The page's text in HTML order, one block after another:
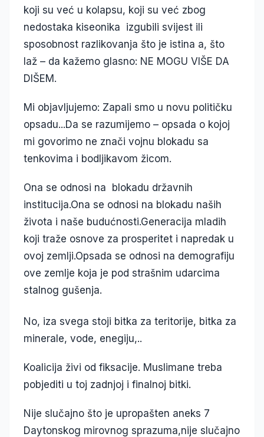
koji su već u kolapsu, koji su već zbog
nedostaka kiseonika izgubili svijest ili
sposobnost razlikovanja što je istina a, što
laž – da kažemo glasno: NE MOGU VIŠE DA
DIŠEM.
Mi objavljujemo: Zapali smo u novu političku
opsadu...Da se razumijemo – opsada o kojoj
mi govorimo ne znači vojnu blokadu sa
tenkovima i bodljikavom žicom.
Ona se odnosi na blokadu državnih
institucija.Ona se odnosi na blokadu naših
života i naše budućnosti.Generacija mladih
koji traže osnove za prosperitet i napredak u
ovoj zemlji.Opsada se odnosi na demografiju
ove zemlje koja je pod strašnim udarcima
stalnog gušenja.
No, iza svega stoji bitka za teritorije, bitka za
minerale, vode, enegiju,..
Koalicija živi od fiksacije. Muslimane treba
pobjediti u toj zadnjoj i finalnoj bitki.
Nije slučajno što je upropašten aneks 7
Daytonskog mirovnog sprazuma,nije slučajno